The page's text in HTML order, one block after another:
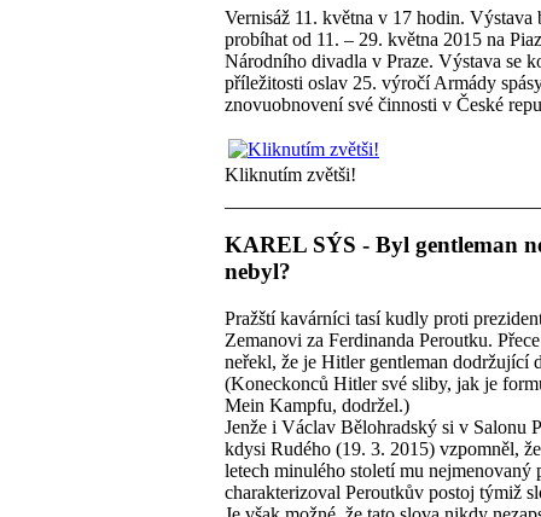
Vernisáž 11. května v 17 hodin. Výstava
probíhat od 11. – 29. května 2015 na
Národního divadla v Praze. Výstava se
příležitosti oslav 25. výročí Armády
znovuobnovení své činnosti v České
Kliknutím zvětši!
KAREL SÝS - Byl gentleman
nebyl?
Pražští kavárníci tasí kudly proti
Zemanovi za Ferdinanda Peroutku.
neřekl, že je Hitler gentleman dodržující
(Koneckonců Hitler své sliby, jak je
Mein Kampfu, dodržel.)
Jenže i Václav Bělohradský si v Salonu
kdysi Rudého (19. 3. 2015) vzpomněl,
letech minulého století mu nejmenovaný
charakterizoval Peroutkův postoj týmiž